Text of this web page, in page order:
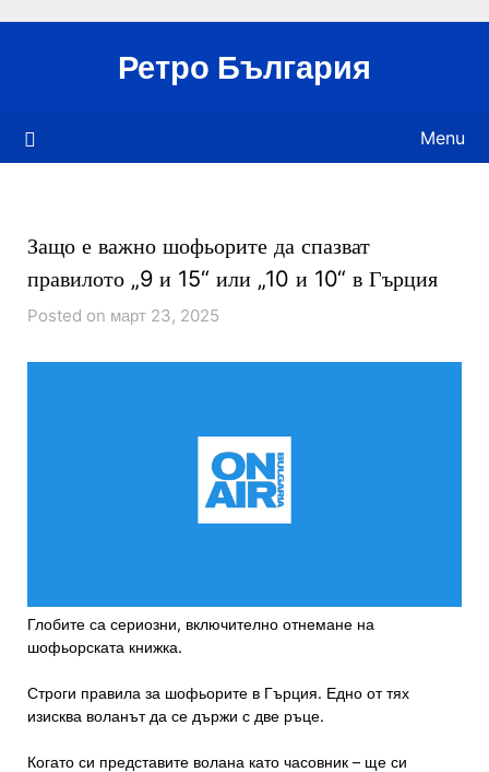
Ретро България
Menu
Защо е важно шофьорите да спазват
правилото „9 и 15“ или „10 и 10“ в Гърция
Posted on март 23, 2025
Глобите са сериозни, включително отнемане на
шофьорската книжка.
Строги правила за шофьорите в Гърция. Едно от тях
изисква воланът да се държи с две ръце.
Когато си представите волана като часовник – ще си